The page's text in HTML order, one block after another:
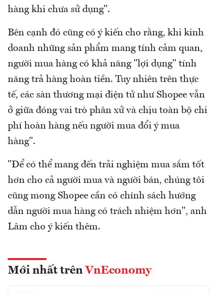
hàng khi chưa sử dụng".
Bên cạnh đó cũng có ý kiến cho rằng, khi kinh
doanh những sản phẩm mang tính cảm quan,
người mua hàng có khả năng "lợi dụng" tính
năng trả hàng hoàn tiền. Tuy nhiên trên thực
tế, các sàn thương mại điện tử như Shopee vẫn
ở giữa đóng vai trò phân xử và chịu toàn bộ chi
phí hoàn hàng nếu người mua đổi ý mua
hàng".
"Để có thể mang đến trải nghiệm mua sắm tốt
hơn cho cả người mua và người bán, chúng tôi
cũng mong Shopee cần có chính sách hướng
dẫn người mua hàng có trách nhiệm hơn", anh
Lâm cho ý kiến thêm.
Mới nhất trên VnEconomy